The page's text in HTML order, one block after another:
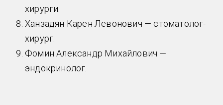
хирурги.
Ханзадян Карен Левонович — стоматолог-
хирург.
Фомин Александр Михайлович —
эндокринолог.